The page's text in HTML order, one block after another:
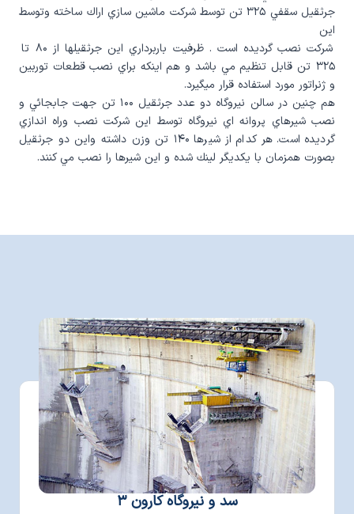
جرثقيل سقفي ۳۲۵ تن توسط شركت ماشين سازي اراك ساخته وتوسط
اين
شركت نصب گرديده است . ظرفيت باربرداري اين جرثقيلها از ۸۰ تا
۳۲۵ تن قابل تنظيم مي باشد و هم اينكه براي نصب قطعات توربين
و ژنراتور مورد استفاده قرار ميگيرد.
هم چنين در سالن نيروگاه دو عدد جرثقيل ۱۰۰ تن جهت جابجائي و
نصب شيرهاي پروانه اي نيروگاه توسط اين شركت نصب وراه اندازي
گرديده است. هر كدام از شيرها ۱۴۰ تن وزن داشته واين دو جرثقيل
بصورت همزمان با يكديگر لينك شده و اين شيرها را نصب مي كنند.
سد و نیروگاه کارون ۳